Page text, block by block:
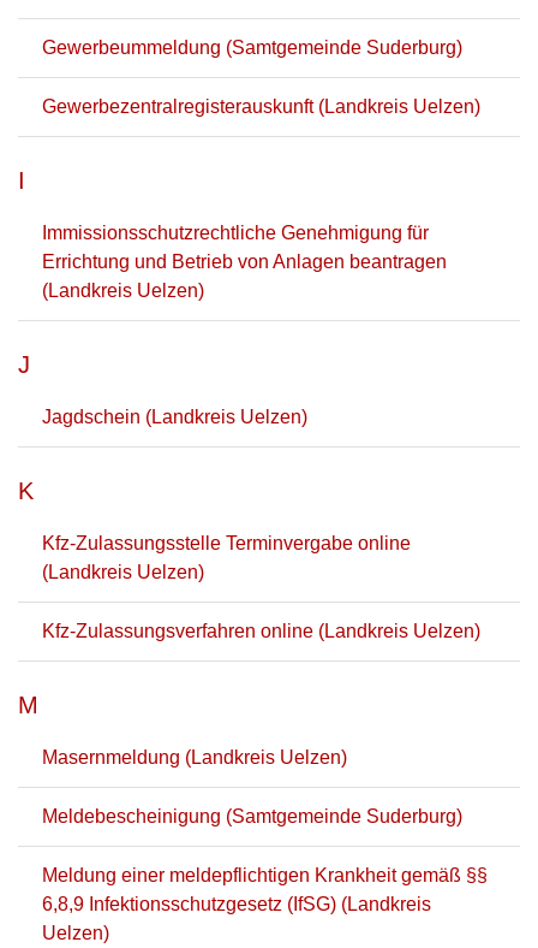
Gewerbeummeldung (Samtgemeinde Suderburg)
Gewerbezentralregisterauskunft (Landkreis Uelzen)
I
Immissionsschutzrechtliche Genehmigung für
Errichtung und Betrieb von Anlagen beantragen
(Landkreis Uelzen)
J
Jagdschein (Landkreis Uelzen)
K
Kfz-Zulassungsstelle Terminvergabe online
(Landkreis Uelzen)
Kfz-Zulassungsverfahren online (Landkreis Uelzen)
M
Masernmeldung (Landkreis Uelzen)
Meldebescheinigung (Samtgemeinde Suderburg)
Meldung einer meldepflichtigen Krankheit gemäß §§
6,8,9 Infektionsschutzgesetz (IfSG) (Landkreis
Uelzen)